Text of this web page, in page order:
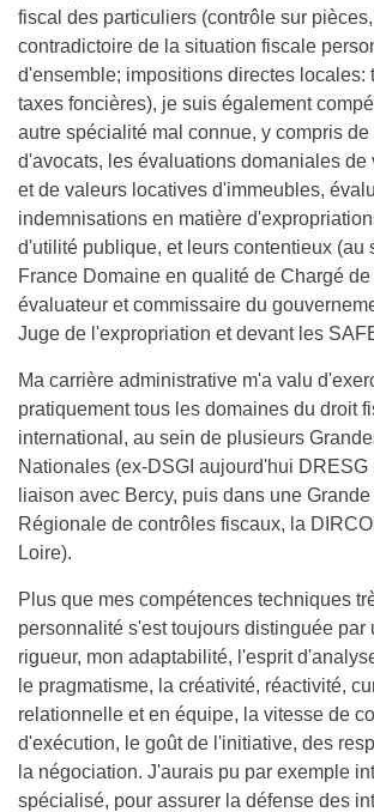
fiscal des particuliers (contrôle sur
contradictoire de la situation fiscale
d'ensemble; impositions directes locales:
taxes foncières), je suis également
autre spécialité mal connue, y compris
d'avocats, les évaluations domaniales de
et de valeurs locatives d'immeubles,
indemnisations en matière
d'utilité publique, et leurs contentieux (au
France Domaine en qualité de Chargé
évaluateur et commissaire du
Juge de l'expropriation et devant les
Ma carrière administrative m'a valu
pratiquement tous les domaines du droit
international, au sein de plusieurs
Nationales (ex-DSGI aujourd'hui DRESG
liaison avec Bercy, puis dans une
Régionale de contrôles fiscaux, la
Loire).
Plus que mes compétences techniques
personnalité s'est toujours distinguée par
rigueur, mon adaptabilité, l'esprit
le pragmatisme, la créativité, réactivité,
relationnelle et en équipe, la vitesse de
d'exécution, le goût de l'initiative, des
la négociation. J'aurais pu par exemple
spécialisé, pour assurer la défense des